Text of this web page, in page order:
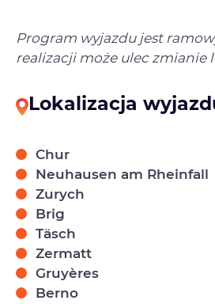
Program wyjazdu jest
realizacji może ulec zmianie
Lokalizacja
Chur
Neuhausen am Rheinfall
Zurych
Brig
Täsch
Zermatt
Gruyères
Berno